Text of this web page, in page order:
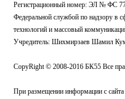
Регистрационный номер: ЭЛ № ФС
Федеральной службой по надзору в
технологий и массовый
Учредитель: Шихмирзаев Шамил
CopyRight © 2008-2016 БК55 Все
При размещении информации с сайта